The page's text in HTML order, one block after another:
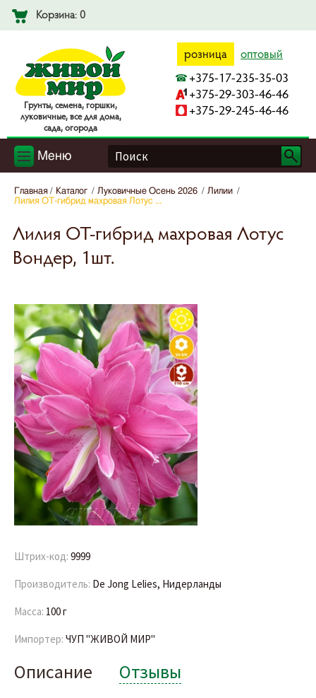
Корзина: 0
Гpyнты, ceмeнa, гopшки,
лyкoвичныe, вce для дoмa,
caдa, oгopoдa
розница оптовый
+375-17-235-35-03
+375-29-303-46-46
+375-29-245-46-46
Меню
Главная Каталог Луковичные Осень 2026
Лилии
Лилия OT-гибрид махровая Лотус ...
Лилия OT-гибрид махровая Лотус
Вондер, 1шт.
Штрих-код: 9999
Производитель: De Jong Lelies, Нидерланды
Масса: 100 г
Импортер: ЧУП "ЖИВОЙ МИР"
Описание Отзывы